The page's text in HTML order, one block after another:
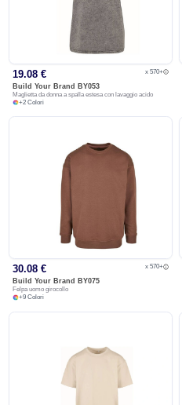
19.08 € x 570+
Build Your Brand BY053
Maglietta da donna a spalla estesa con lavaggio acido
+2 Colori
30.08 € x 570+
Build Your Brand BY075
Felpa uomo girocollo
+9 Colori